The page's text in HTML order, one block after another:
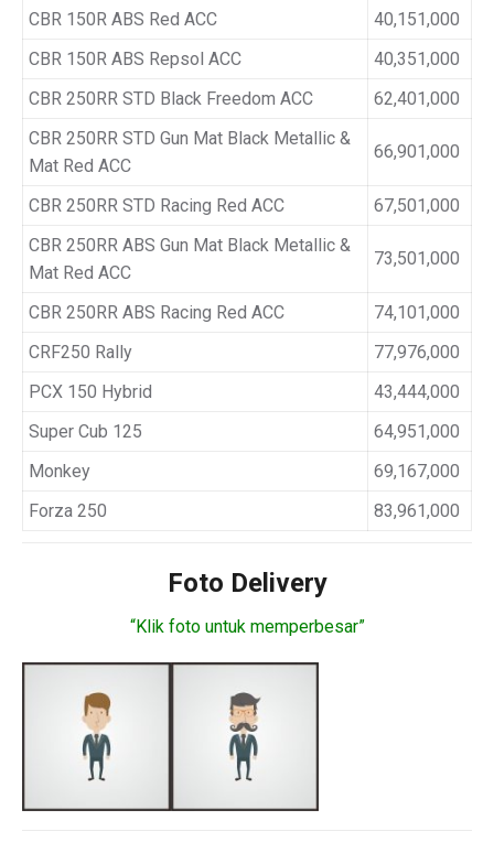
CBR 150R ABS Red ACC
40,151,000
CBR 150R ABS Repsol ACC
40,351,000
CBR 250RR STD Black Freedom ACC
62,401,000
CBR 250RR STD Gun Mat Black Metallic &
Mat Red ACC
66,901,000
CBR 250RR STD Racing Red ACC
67,501,000
CBR 250RR ABS Gun Mat Black Metallic &
Mat Red ACC
73,501,000
CBR 250RR ABS Racing Red ACC
74,101,000
CRF250 Rally
77,976,000
PCX 150 Hybrid
43,444,000
Super Cub 125
64,951,000
Monkey
69,167,000
Forza 250
83,961,000
Foto Delivery
“Klik foto untuk memperbesar”